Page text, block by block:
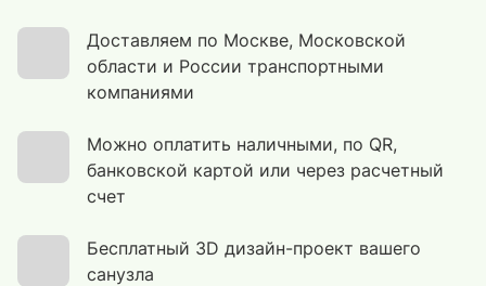
Доставляем по Москве, Московской
области и России транспортными
компаниями
Можно оплатить наличными, по QR,
банковской картой или через расчетный
счет
Бесплатный 3D дизайн-проект вашего
санузла